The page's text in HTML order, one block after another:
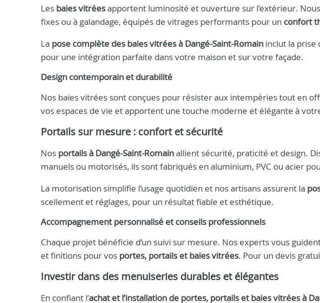
Les baies vitréesapportent luminosité et ouverture sur l’extérieur.
fixes ou à galandage, équipés de vitrages performants pour un confort
La pose complète des baies vitrées à Dangé-Saint-Romain inclut la prise
pour une intégration parfaite dans votre maison et sur votre façade.
Design contemporain et durabilité
Nos baies vitrées sont conçues pour résister aux intempéries tout en
vos espaces de vie et apportent une touche moderne et élégante à
Portails sur mesure : confort et sécurité
Nos portails à Dangé-Saint-Romainallient sécurité, praticité et design.
manuels ou motorisés, ils sont fabriqués en aluminium, PVC ou acier
La motorisation simplifie l’usage quotidien et nos artisans assurent la
scellement et réglages, pour un résultat fiable et esthétique.
Accompagnement personnalisé et conseils professionnels
Chaque projet bénéficie d’un suivi sur mesure. Nos experts vous
et finitions pour vos portes, portails et baies vitrées. Pour un devis
Investir dans des menuiseries durables et élégantes
En confiant l’achat et l’installation de portes, portails et baies vitrées à